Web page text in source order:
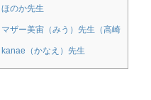
のか先生
ザー美宙（みう）先生（高崎
（かなえ）先生